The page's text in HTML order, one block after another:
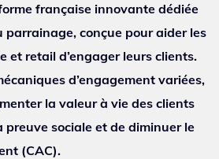
française innovante dédiée
conçue pour aider les
et retail d’engager leurs clients.
d’engagement variées,
la valeur à vie des clients
preuve sociale et de diminuer le
(CAC).